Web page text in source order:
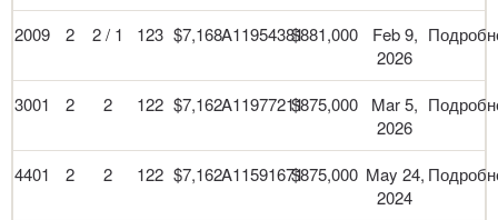
2009 2 2 / 1 123 $7,168A11954381$881,000
Feb 9,
2026
3001 2 2 122 $7,162A11977211$875,000
Mar 5,
2026
4401 2 2 122 $7,162A11591671$875,000 May 24,
2024